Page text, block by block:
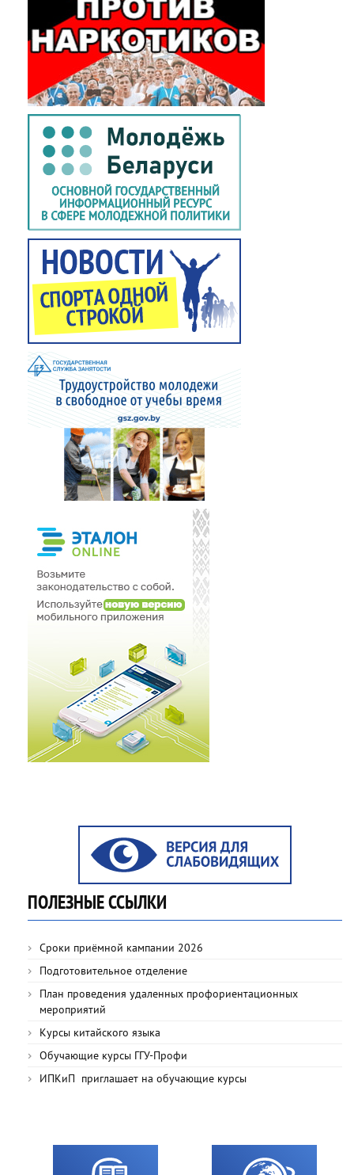
ПОЛЕЗНЫЕ ССЫЛКИ
Сроки приёмной кампании 2026
Подготовительное отделение
План проведения удаленных профориентационных
мероприятий
Курсы китайского языка
Обучающие курсы ГГУ-Профи
ИПКиП приглашает на обучающие курсы